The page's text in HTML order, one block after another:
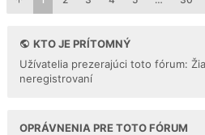
KTO JE PRÍTOMNÝ
Užívatelia prezerajúci toto fórum:
neregistrovaní
OPRÁVNENIA PRE TOTO FÓRUM